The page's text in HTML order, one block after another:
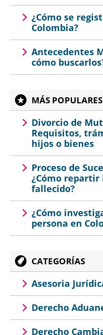
¿Cómo se
Colombia?
Antecedentes
cómo
MÁS POPULARES
Divorcio de
Requisitos,
hijos o bienes
Proceso de
¿Cómo repartir
fallecido?
¿Cómo
persona en
CATEGORÍAS
Asesoria
Derecho
Derecho